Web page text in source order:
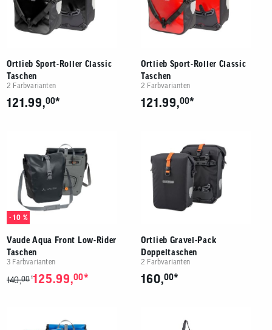
Ortlieb Sport-Roller Classic
Taschen
2 Farbvarianten
121.99,00*
Ortlieb Sport-Roller Classic
Taschen
2 Farbvarianten
121.99,00*
- 10 %
Vaude Aqua Front Low-Rider
Taschen
3 Farbvarianten
140,00 1125.99,00*
Ortlieb Gravel-Pack
Doppeltaschen
2 Farbvarianten
160,00*